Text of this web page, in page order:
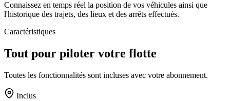
Connaissez en temps réel la position de vos véhicules ainsi que
l'historique des trajets, des lieux et des arrêts effectués.
Caractéristiques
Tout pour piloter votre flotte
Toutes les fonctionnalités sont incluses avec votre abonnement.
Inclus